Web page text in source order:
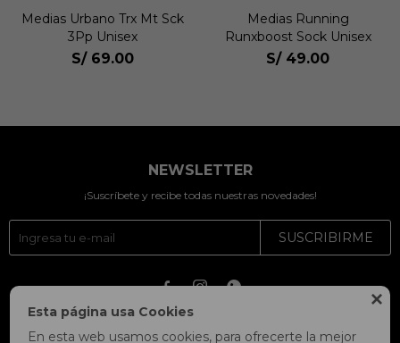

Esta página usa Cookies
En esta web usamos cookies, para ofrecerte la mejor
Medias Urbano Trx Mt Sck
3Pp Unisex
S/ 69.00
Medias Running
Runxboost Sock Unisex
S/ 49.00
NEWSLETTER
¡Suscríbete y recibe todas nuestras novedades!
SUSCRIBIRME
  